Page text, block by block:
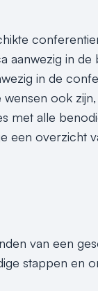
in de
in de
ook
met alle
een overzicht
van een
stappen en